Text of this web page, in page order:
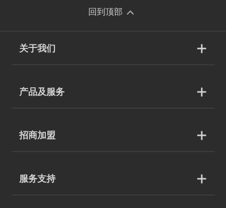
回到顶部
关于我们
产品及服务
招商加盟
服务支持